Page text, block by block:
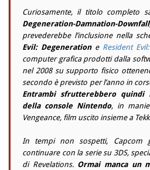
Curiosamente, il titolo completo
Degeneration-Damnation-Downfall
prevederebbe l’inclusione nella
Evil: Degeneratione Resident
computer grafica prodotti dalla
nel 2008 su supporto fisico
secondo è previsto per l’anno in
Entrambi sfrutterebbero quindi
della console Nintendo, in
Vengeance, film uscito insieme a
In tempi non sospetti, Capcom
continuare con la serie su 3DS,
di Revelations. Ormai manca un